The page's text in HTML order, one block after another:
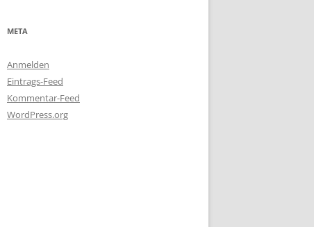
META
Anmelden
Eintrags-Feed
Kommentar-Feed
WordPress.org